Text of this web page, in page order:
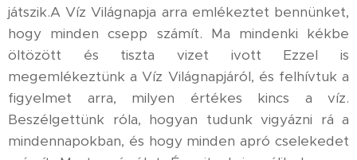
játszik.A Víz Világnapja arra emlékeztet bennünket,
hogy minden csepp számít. Ma mindenki kékbe
öltözött és tiszta vizet ivott Ezzel is
megemlékeztünk a Víz Világnapjáról, és felhívtuk a
figyelmet arra, milyen értékes kincs a víz.
Beszélgettünk róla, hogyan tudunk vigyázni rá a
mindennapokban, és hogy minden apró cselekedet